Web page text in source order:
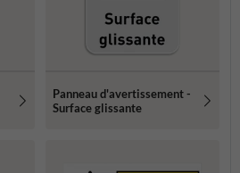
Panneau d'avertissement -
Surface glissante